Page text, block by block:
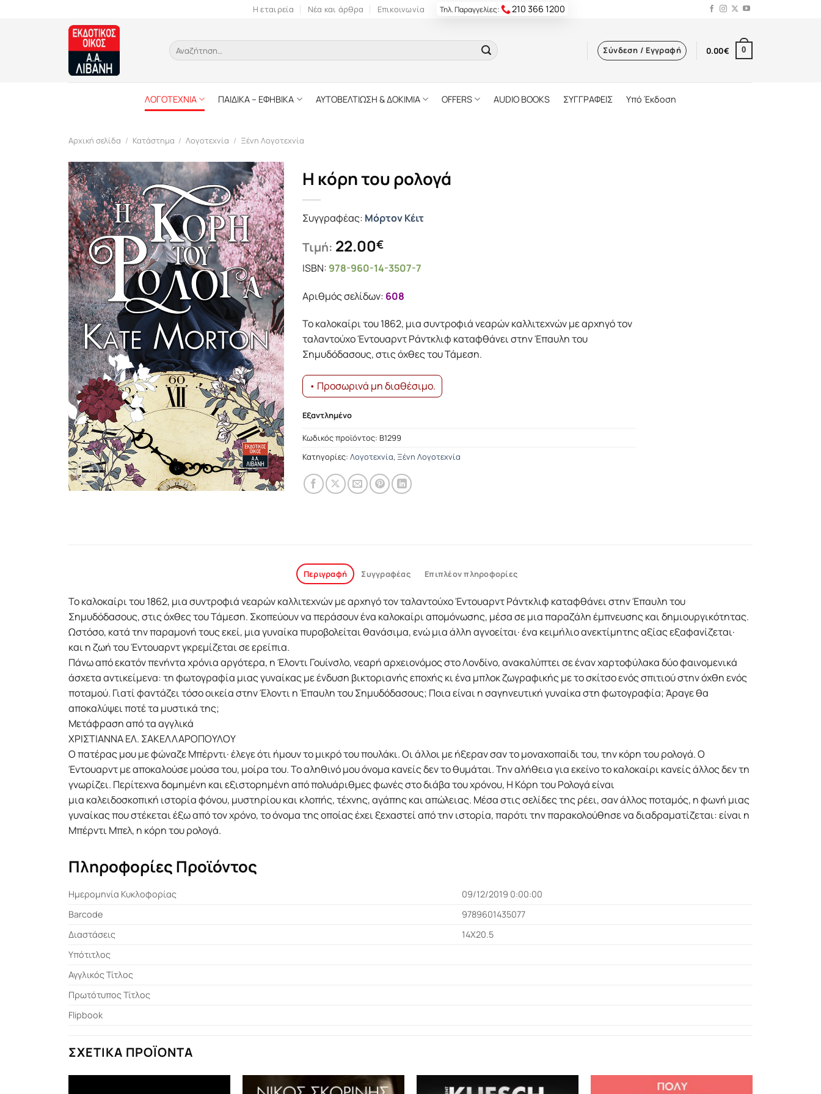
Η εταιρεία Νέα και άρθρα Επικοινωνία Τηλ. Παραγγελίες: 210 366 1200
Αναζήτηση
για:
Σύνδεση / Εγγραφή 0.00€ 0
ΛΟΓΟΤΕΧΝΙΑ ΠΑΙΔΙΚΑ – ΕΦΗΒΙΚΑ ΑΥΤΟΒΕΛΤΙΩΣΗ & ΔΟΚΙΜΙΑ OFFERS AUDIO BOOKS ΣΥΓΓΡΑΦΕΙΣ Υπό Έκδοση
Αρχική σελίδα / Κατάστημα / Λογοτεχνία / Ξένη Λογοτεχνία
Η κόρη του ρολογά
Συγγραφέας: Μόρτον Κέιτ
Τιμή: 22.00€
ISBN: 978-960-14-3507-7
Αριθμός σελίδων: 608
Το καλοκαίρι του 1862, μια συντροφιά νεαρών καλλιτεχνών με αρχηγό τον
ταλαντούχο Έντουαρντ Ράντκλιφ καταφθάνει στην Έπαυλη του
Σημυδόδασους, στις όχθες του Τάμεση.
• Προσωρινά μη διαθέσιμο.
Εξαντλημένο
Κωδικός προϊόντος:Β1299
Κατηγορίες:Λογοτεχνία, Ξένη Λογοτεχνία
Περιγραφή Συγγραφέας Επιπλέον πληροφορίες
Το καλοκαίρι του 1862, μια συντροφιά νεαρών καλλιτεχνών με αρχηγό τον ταλαντούχο Έντουαρντ Ράντκλιφ καταφθάνει στην Έπαυλη του
Σημυδόδασους, στις όχθες του Τάμεση. Σκοπεύουν να περάσουν ένα καλοκαίρι απομόνωσης, μέσα σε μια παραζάλη έμπνευσης και δημιουργικότητας.
Ωστόσο, κατά την παραμονή τους εκεί, μια γυναίκα πυροβολείται θανάσιμα, ενώ μια άλλη αγνοείται· ένα κειμήλιο ανεκτίμητης αξίας εξαφανίζεται·
και η ζωή του Έντουαρντ γκρεμίζεται σε ερείπια.
Πάνω από εκατόν πενήντα χρόνια αργότερα, η Έλοντι Γουίνσλο, νεαρή αρχειονόμος στο Λονδίνο, ανακαλύπτει σε έναν χαρτοφύλακα δύο φαινομενικά
άσχετα αντικείμενα: τη φωτογραφία μιας γυναίκας με ένδυση βικτοριανής εποχής κι ένα μπλοκ ζωγραφικής με το σκίτσο ενός σπιτιού στην όχθη ενός
ποταμού. Γιατί φαντάζει τόσο οικεία στην Έλοντι η Έπαυλη του Σημυδόδασους; Ποια είναι η σαγηνευτική γυναίκα στη φωτογραφία; Άραγε θα
αποκαλύψει ποτέ τα μυστικά της;
Μετάφραση από τα αγγλικά
ΧΡΙΣΤΙΑΝΝΑ ΕΛ. ΣΑΚΕΛΛΑΡΟΠΟΥΛΟΥ
Ο πατέρας μου με φώναζε Μπέρντι· έλεγε ότι ήμουν το μικρό του πουλάκι. Οι άλλοι με ήξεραν σαν το μοναχοπαίδι του, την κόρη του ρολογά. Ο
Έντουαρντ με αποκαλούσε μούσα του, μοίρα του. Το αληθινό μου όνομα κανείς δεν το θυμάται. Την αλήθεια για εκείνο το καλοκαίρι κανείς άλλος δεν τη
γνωρίζει. Περίτεχνα δομημένη και εξιστορημένη από πολυάριθμες φωνές στο διάβα του χρόνου, Η Κόρη του Ρολογά είναι
μια καλειδοσκοπική ιστορία φόνου, μυστηρίου και κλοπής, τέχνης, αγάπης και απώλειας. Μέσα στις σελίδες της ρέει, σαν άλλος ποταμός, η φωνή μιας
γυναίκας που στέκεται έξω από τον χρόνο, το όνομα της οποίας έχει ξεχαστεί από την ιστορία, παρότι την παρακολούθησε να διαδραματίζεται: είναι η
Μπέρντι Μπελ, η κόρη του ρολογά.
Πληροφορίες Προϊόντος
Ημερομηνία Κυκλοφορίας
09/12/2019 0:00:00
Barcode
9789601435077
Διαστάσεις
14X20.5
Υπότιτλος
Αγγλικός Τίτλος
Πρωτότυπος Τίτλος
Flipbook
ΣΧΕΤΙΚΆ ΠΡΟΪΌΝΤΑ